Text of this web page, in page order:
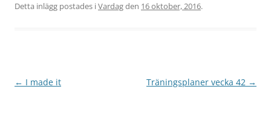
Detta inlägg postades iVardagden 16 oktober, 2016.
Inläggsnavigering
← I made it Träningsplaner vecka 42 →